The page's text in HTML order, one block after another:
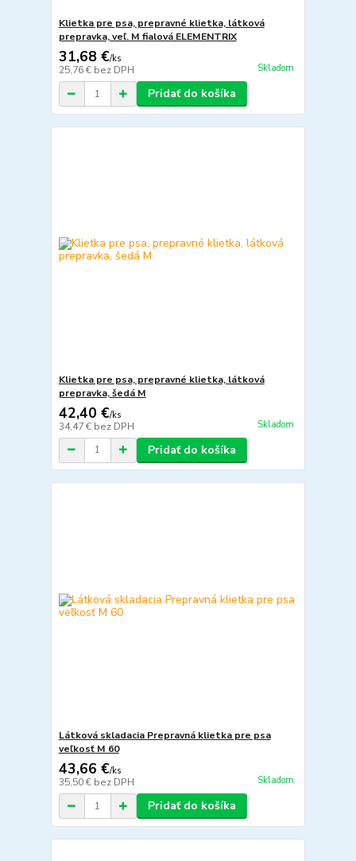
Klietka pre psa, prepravné klietka, látková
prepravka, veľ. M fialová ELEMENTRIX
31,68 €/ks
25,76 € bez DPH Skladom
Pridať do košíka
Klietka pre psa, prepravné klietka, látková
prepravka, šedá M
42,40 €/ks
34,47 € bez DPH Skladom
Pridať do košíka
Látková skladacia Prepravná klietka pre psa
veľkosť M 60
43,66 €/ks
35,50 € bez DPH Skladom
Pridať do košíka